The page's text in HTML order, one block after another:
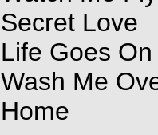
Secret Love
Life Goes On
Wash Me
Home